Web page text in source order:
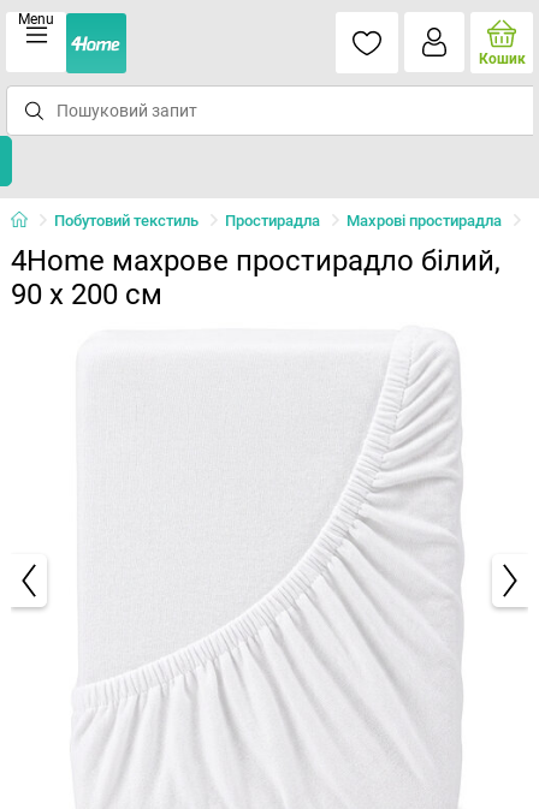
Menu
Кошик
Побутовий текстиль Простирадла Махрові простирадла
4Home махрове простирадло білий,
90 x 200 см